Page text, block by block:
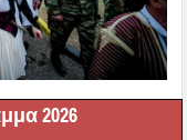
2026